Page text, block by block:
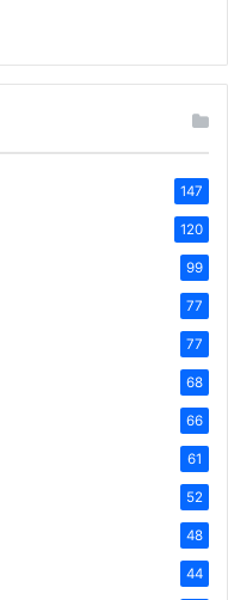
147
120
99
77
77
68
66
61
52
48
44